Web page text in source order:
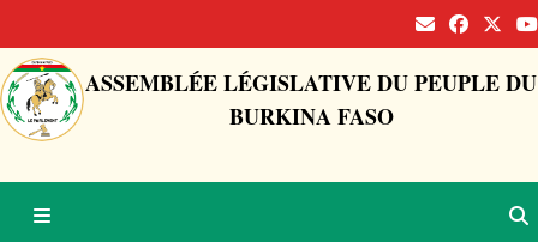
ASSEMBLÉE LÉGISLATIVE DU PEUPLE DU
BURKINA FASO